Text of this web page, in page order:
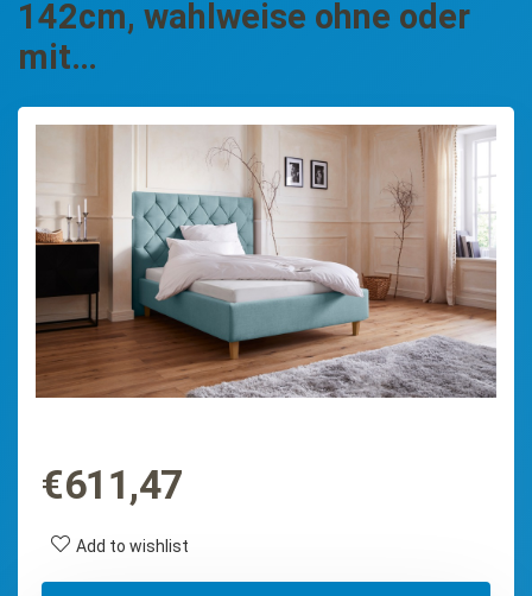
142cm, wahlweise ohne oder
mit…
€611,47
Add to wishlist